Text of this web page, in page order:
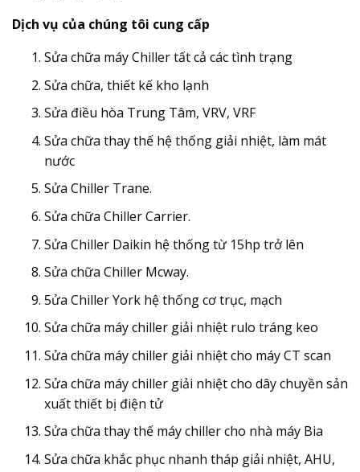
Dịch vụ của chúng tôi cung cấp
Sửa chữa máy Chiller tất cả các tình trạng
Sửa chữa, thiết kế kho lạnh
Sửa điều hòa Trung Tâm, VRV, VRF
Sửa chữa thay thế hệ thống giải nhiệt, làm mát
nước
Sửa Chiller Trane.
Sửa chữa Chiller Carrier.
Sửa Chiller Daikin hệ thống từ 15hp trở lên
Sửa chữa Chiller Mcway.
5ửa Chiller York hệ thống cơ trục, mạch
Sửa chữa máy chiller giải nhiệt rulo tráng keo
Sửa chữa máy chiller giải nhiệt cho máy CT scan
Sửa chữa máy chiller giải nhiệt cho dây chuyền sản
xuất thiết bị điện tử
Sửa chữa thay thế máy chiller cho nhà máy Bia
Sửa chữa khắc phục nhanh tháp giải nhiệt, AHU,